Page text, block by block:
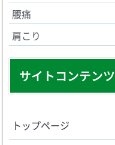
腰痛
肩こり
サイトコンテンツ
トップページ